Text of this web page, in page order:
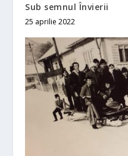
Sub semnul Învierii
25 aprilie 2022